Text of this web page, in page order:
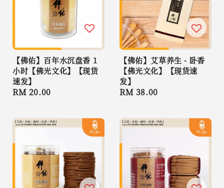
【佛佑】百年水沉盘香 1
小时【佛光文化】【现货
速发】
Regular
RM 20.00
【佛佑】艾草养生 - 卧香
【佛光文化】【现货速
发】
Regular
RM 38.00